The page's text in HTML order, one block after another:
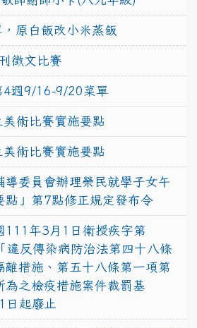
原白飯改小米蒸飯
徵文比賽
4週9/16-9/20菜單
術比賽實施要點
術比賽實施要點
導委員會辦理榮民就學子女午
點」第7點修正規定發布令
111年3月1日衛授疾字第
反傳染病防治法第四十八條
離措施、第五十八條第一項第
為之檢疫措施案件裁罰基
日起廢止